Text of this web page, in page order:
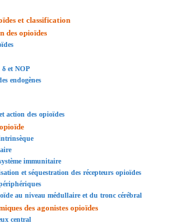
et classification
des opioïdes
et NOP
endogènes
action des opioïdes
immunitaire
et séquestration des récepteurs opioïdes
au niveau médullaire et du tronc cérébral
des agonistes opioïdes
central